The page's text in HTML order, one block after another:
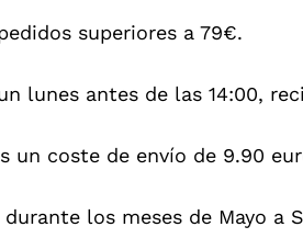
superiores a 79€.
lunes antes de las 14:00,
un coste de envío de 9.90
los meses de Mayo a